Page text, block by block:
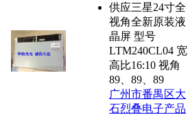
供应三星24寸全
视角全新原装液
晶屏 型号
LTM240CL04 宽
高比16:10 视角
89、89、89
广州市番禺区大
石烈叠电子产品